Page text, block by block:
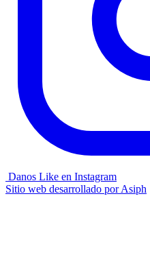
Danos Like en Instagram
Sitio web desarrollado porAsiph